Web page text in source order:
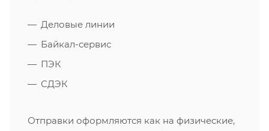
Деловые линии
Байкал-сервис
ПЭК
СДЭК
Отправки оформляются как на физические,